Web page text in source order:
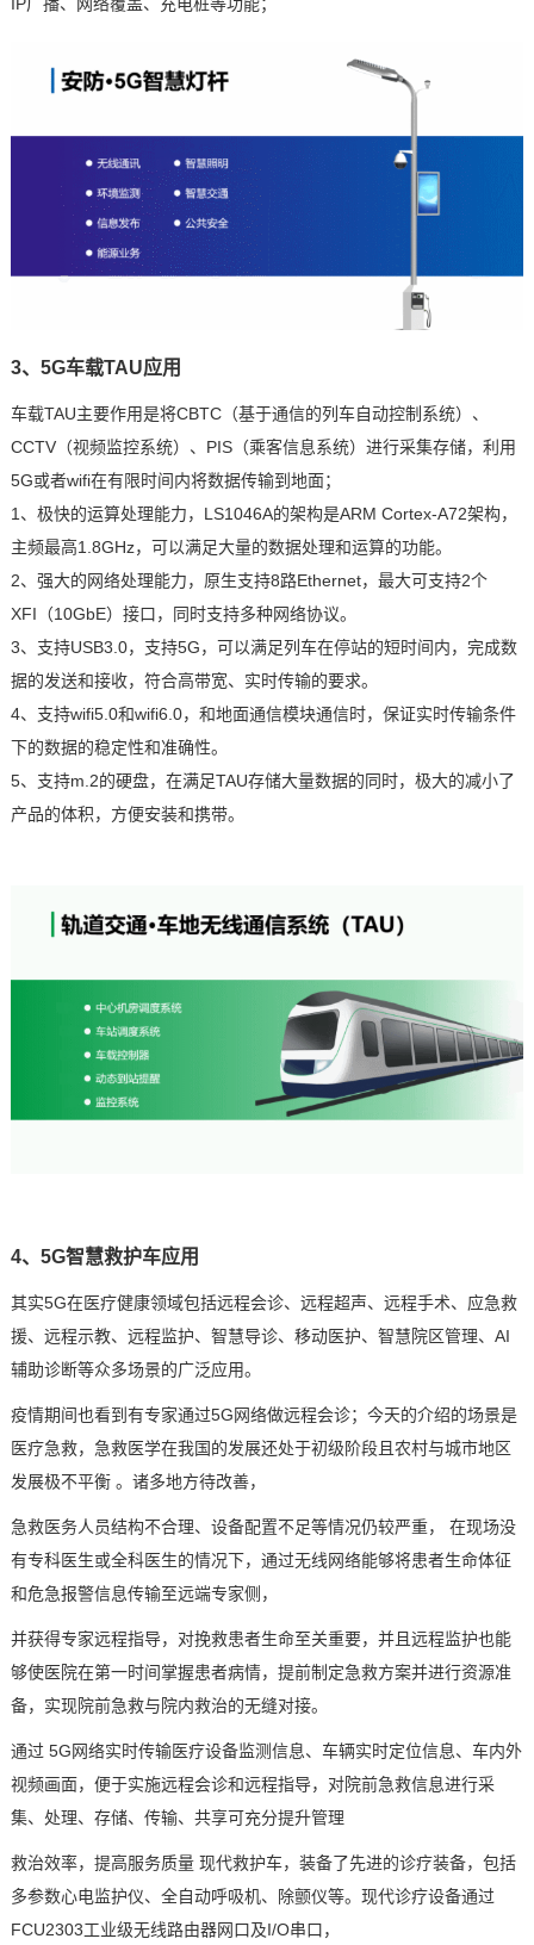
3、5G车载TAU应用
车载TAU主要作用是将CBTC（基于通信的列车自动控制系统）、
CCTV（视频监控系统）、PIS（乘客信息系统）进行采集存储，利用
5G或者wifi在有限时间内将数据传输到地面；
1、极快的运算处理能力，LS1046A的架构是ARM Cortex-A72架构，
主频最高1.8GHz，可以满足大量的数据处理和运算的功能。
2、强大的网络处理能力，原生支持8路Ethernet，最大可支持2个
XFI（10GbE）接口，同时支持多种网络协议。
3、支持USB3.0，支持5G，可以满足列车在停站的短时间内，完成数
据的发送和接收，符合高带宽、实时传输的要求。
4、支持wifi5.0和wifi6.0，和地面通信模块通信时，保证实时传输条件
下的数据的稳定性和准确性。
5、支持m.2的硬盘，在满足TAU存储大量数据的同时，极大的减小了
产品的体积，方便安装和携带。
4、5G智慧救护车应用
其实5G在医疗健康领域包括远程会诊、远程超声、远程手术、应急救
援、远程示教、远程监护、智慧导诊、移动医护、智慧院区管理、AI
辅助诊断等众多场景的广泛应用。
疫情期间也看到有专家通过5G网络做远程会诊；今天的介绍的场景是
医疗急救，急救医学在我国的发展还处于初级阶段且农村与城市地区
发展极不平衡 。诸多地方待改善，
急救医务人员结构不合理、设备配置不足等情况仍较严重， 在现场没
有专科医生或全科医生的情况下，通过无线网络能够将患者生命体征
和危急报警信息传输至远端专家侧，
并获得专家远程指导，对挽救患者生命至关重要，并且远程监护也能
够使医院在第一时间掌握患者病情，提前制定急救方案并进行资源准
备，实现院前急救与院内救治的无缝对接。
通过 5G网络实时传输医疗设备监测信息、车辆实时定位信息、车内外
视频画面，便于实施远程会诊和远程指导，对院前急救信息进行采
集、处理、存储、传输、共享可充分提升管理
救治效率，提高服务质量 现代救护车，装备了先进的诊疗装备，包括
多参数心电监护仪、全自动呼吸机、除颤仪等。现代诊疗设备通过
FCU2303工业级无线路由器网口及I/O串口，